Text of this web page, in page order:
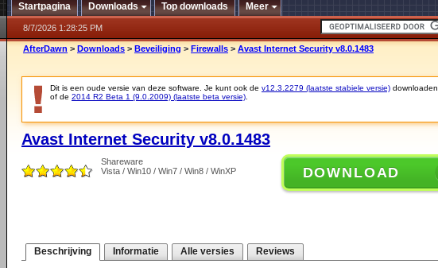
Startpagina Downloads Top downloads Meer
8/7/2026 1:28:25 PM
AfterDawn > Downloads > Beveiliging > Firewalls > Avast Internet Security v8.0.1483
Dit is een oude versie van deze software. Je kunt ook de v12.3.2279 (laatste stabiele versie) downloaden.
of de 2014 R2 Beta 1 (9.0.2009) (laatste beta versie)
Avast Internet Security v8.0.1483
Shareware
Vista / Win10 / Win7 / Win8 / WinXP
DOWNLOAD
Beschrijving Informatie Alle versies Reviews